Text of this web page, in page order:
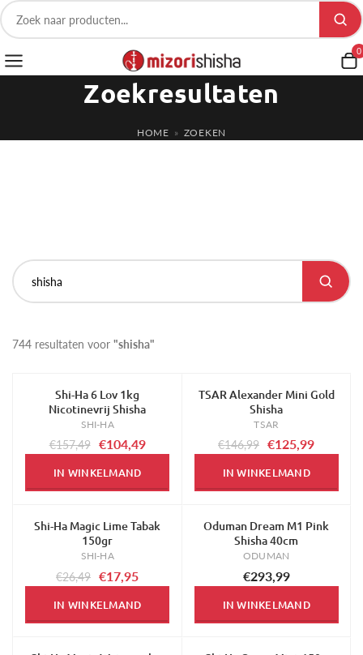
0
Zoekresultaten
HOME » ZOEKEN
744 resultaten voor "shisha"
Shi-Ha 6 Lov 1kg
Nicotinevrij Shisha
SHI-HA
€157,49 €104,49
IN WINKELMAND
-14%
TSAR Alexander Mini Gold
Shisha
TSAR
€146,99 €125,99
IN WINKELMAND
-32%
Shi-Ha Magic Lime Tabak
150gr
SHI-HA
€26,49 €17,95
IN WINKELMAND
Oduman Dream M1 Pink
Shisha 40cm
ODUMAN
€293,99
IN WINKELMAND